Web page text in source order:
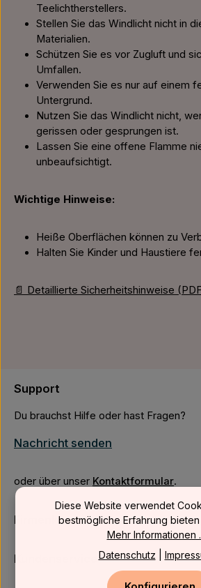
Teelichtherstellers.
Stellen Sie das Windlicht nicht in
Materialien.
Schützen Sie es vor Zugluft und
Umfallen.
Verwenden Sie es nur auf einem
Untergrund.
Nutzen Sie das Windlicht nicht,
gerissen oder gesprungen ist.
Lassen Sie eine offene Flamme
unbeaufsichtigt.
Wichtige Hinweise:
Heiße Oberflächen können zu
Halten Sie Kinder und Haustiere
📄 Detaillierte Sicherheitshinweise
Support
Du brauchst Hilfe oder hast Fragen?
Nachricht senden
oder über unser Kontaktformular.
Firmenkunden
Kundenservice
Diese Website verwendet
bestmögliche Erfahrung
Mehr Informationen
Datenschutz